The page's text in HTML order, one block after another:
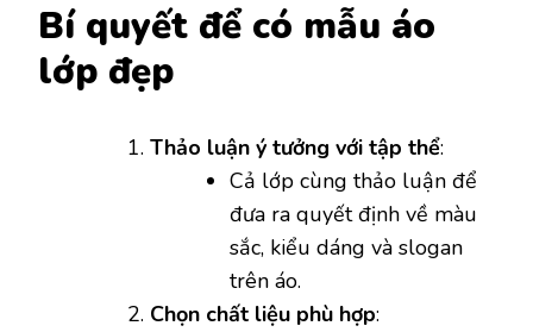
Bí quyết để có mẫu áo
lớp đẹp
Thảo luận ý tưởng với tập thể:
Cả lớp cùng thảo luận để
đưa ra quyết định về màu
sắc, kiểu dáng và slogan
trên áo.
Chọn chất liệu phù hợp: